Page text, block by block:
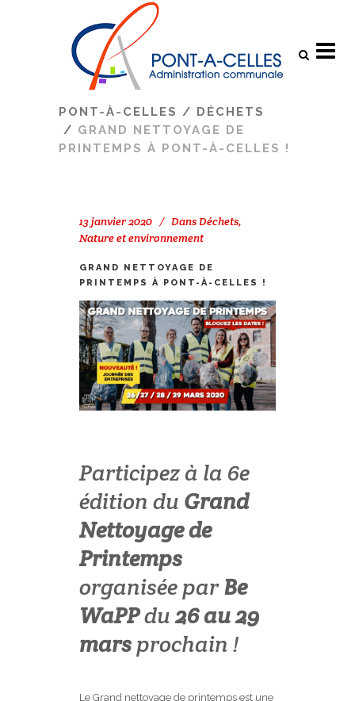
PONT-À-CELLES / DÉCHETS
/ GRAND NETTOYAGE DE
PRINTEMPS À PONT-À-CELLES !
13 janvier 2020 Dans Déchets,
Nature et environnement
GRAND NETTOYAGE DE
PRINTEMPS À PONT-À-CELLES !
Participez à la 6e
édition du Grand
Nettoyage de
Printemps
organisée parBe
WaPPdu26 au 29
marsprochain !
Le Grand nettoyage de printemps est une